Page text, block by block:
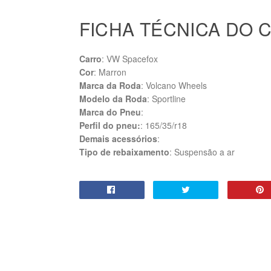
FICHA TÉCNICA DO
Carro: VW Spacefox
Cor: Marron
Marca da Roda: Volcano Wheels
Modelo da Roda: Sportline
Marca do Pneu:
Perfil do pneu:: 165/35/r18
Demais acessórios:
Tipo de rebaixamento: Suspensão a ar